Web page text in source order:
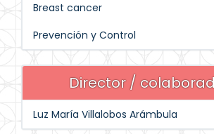
Breast cancer
Prevención y Control
Director /
Luz María Villalobos Arámbula